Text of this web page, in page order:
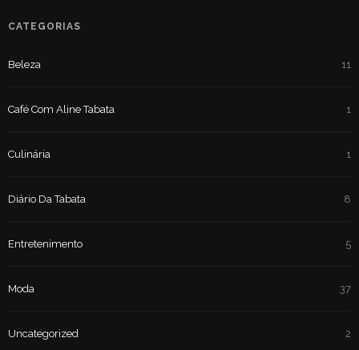
CATEGORIAS
Beleza 11
Café Com Aline Tabata 1
Culinária 1
Diário Da Tabata 8
Entretenimento 5
Moda 37
Uncategorized 2